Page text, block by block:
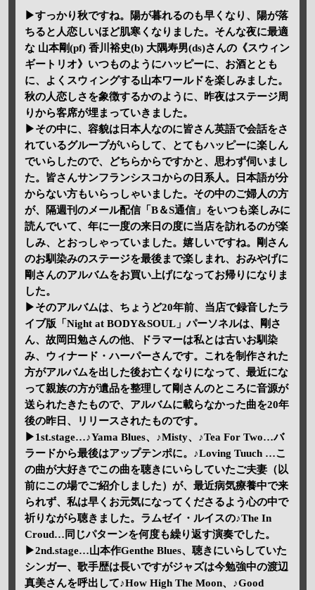
▶すっかり秋ですね。陽が暮れるのも早くなり、陽が落
ちると人恋しいほど肌寒くなりました。そんな夜に最適
な 山本剛(pf) 香川裕史(b) 大隅寿男(ds)さんの《スウィン
ギートリオ》いつものようにハッピーに、お酒ととも
に、よくスウィングする山本ワールドを楽しみました。
秋の人恋しさを象徴するかのように、昨夜はステージ周
りから客席が埋まっていきました。
▶その中に、容貌は日本人なのに皆さん英語で会話をさ
れているグループがいらして、とてもハッピーに楽しん
でいらしたので、どちらからですかと、思わず伺いまし
た。皆さんサンフランシスコからの日系人。日本語が分
からない方もいらっしゃいました。その中のご婦人の方
が、隔週刊のメール配信「B＆S通信」をいつも楽しみに
読んでいて、年に一度の来日の度に当店を訪れるのが楽
しみ、とおっしゃっていました。嬉しいですね。剛さん
のお馴染みのステージを最後まで楽しまれ、おみやげに
剛さんのアルバムをお買い上げになってお帰りになりま
した。
▶そのアルバムは、ちょうど20年前、当店で録音したラ
イブ版「Night at BODY&SOUL」パーソネルは、剛さ
ん、故岡田勉さんの他、ドラマーは私とは古いお馴染
み、ウィナード・ハーパーさんです。これを制作された
方がアルバムを出した後お亡くなりになって、最近にな
って親族の方が遺品を整理して剛さんのところに音源が
送られたきたもので、アルバムに載らなかった曲を20年
後の昨日、リリースされたものです。
▶1st.stage…♪Yama Blues、♪Misty、♪Tea For Two…バ
ラードから最後はアップテンポに。♪Loving Tuuch …こ
の曲が大好きでこの曲を聴きにいらしていたご夫妻（以
前にこの場でご紹介しました）が、最近病気療養中で来
られず、私は早くお元気になってくださるよう心の中で
祈りながら聴きました。ラムゼイ・ルイスの♪The In
Croud…同じパターンを何度も繰り返す演奏でした。
▶2nd.stage…山本作Genthe Blues、聴きにいらしていた
シンガー、歌手歴は長いですがジャズは今勉強中の渡辺
真美さんを呼出して♪How High The Moon、♪Good